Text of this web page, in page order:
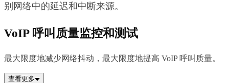
别网络中的延迟和中断来源。
VoIP 呼叫质量监控和测试
最大限度地减少网络抖动，最大限度地提高 VoIP 呼叫质量。
查看更多